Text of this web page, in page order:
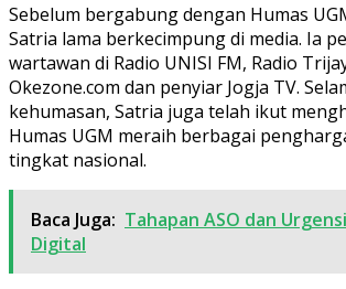
Sebelum bergabung dengan Humas
Satria lama berkecimpung di media. Ia
wartawan di Radio UNISI FM, Radio
Okezone.com dan penyiar Jogja TV.
kehumasan, Satria juga telah ikut
Humas UGM meraih berbagai
tingkat nasional.
Baca Juga: Tahapan ASO dan
Digital